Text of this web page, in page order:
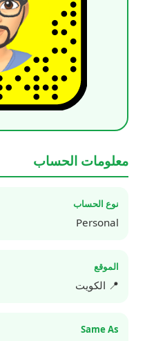
معلومات الحساب
نوع الحساب
Personal
الموقع
📍 الكويت
Same As